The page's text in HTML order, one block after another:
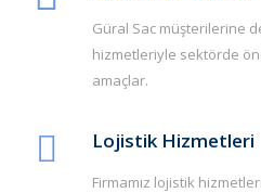
Güral Sac müşterilerine
hizmetleriyle sektörde
amaçlar.
Lojistik Hizmetleri
Firmamız lojistik